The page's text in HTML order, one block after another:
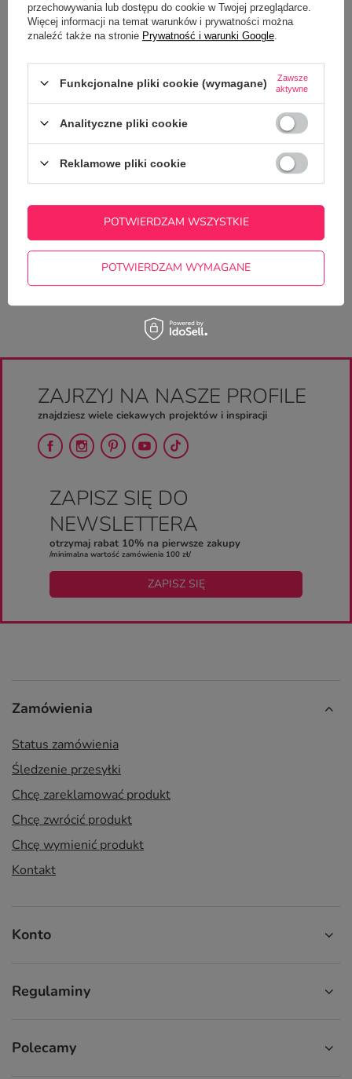
OPIS
SZCZEGÓŁOWE DANE
Zadaj pytanie a my odpowiemy
niezwłocznie, najciekawsze pytania i
odpowiedzi publikując dla innych.
ZADAJ PYTANIE
ZAJRZYJ NA NASZE PROFILE
znajdziesz wiele ciekawych projektów i inspiracji
ZAPISZ SIĘ DO
NEWSLETTERA
otrzymaj rabat 10% na pierwsze zakupy
/minimalna wartość zamówienia 100 zł/
ZAPISZ SIĘ
Zamówienia
Status zamówienia
Śledzenie przesyłki
Chcę zareklamować produkt
Chcę zwrócić produkt
Chcę wymienić produkt
Kontakt
Konto
Regulaminy
Polecamy
przechowywania lub dostępu do cookie w Twojej przeglądarce.
Więcej informacji na temat warunków i prywatności można
znaleźć także na stronie Prywatność i warunki Google
Funkcjonalne pliki cookie (wymagane)
Zawsze
aktywne
Analityczne pliki cookie
Reklamowe pliki cookie
POTWIERDZAM WYMAGANE
POTWIERDZAM WSZYSTKIE